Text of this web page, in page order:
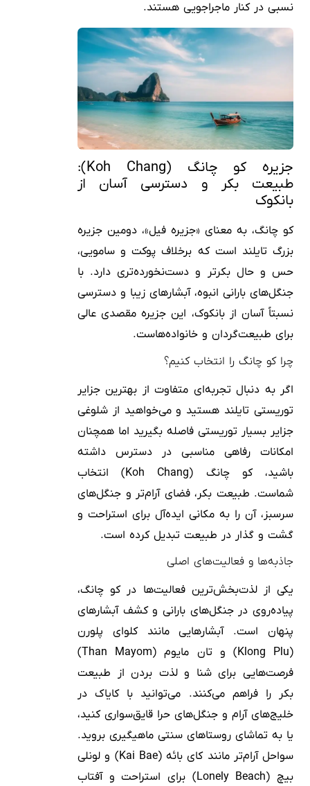
نسبی در کنار ماجراجویی هستند.
جزیره کو چانگ (Koh Chang):
طبیعت بکر و دسترسی آسان از
بانکوک
کو چانگ، به معنای «جزیره فیل»، دومین جزیره
بزرگ تایلند است که برخلاف پوکت و سامویی،
حس و حال بکرتر و دست‌نخورده‌تری دارد. با
جنگل‌های بارانی انبوه، آبشارهای زیبا و دسترسی
نسبتاً آسان از بانکوک، این جزیره مقصدی عالی
برای طبیعت‌گردان و خانواده‌هاست.
چرا کو چانگ را انتخاب کنیم؟
اگر به دنبال تجربه‌ای متفاوت از بهترین جزایر
توریستی تایلند هستید و می‌خواهید از شلوغی
جزایر بسیار توریستی فاصله بگیرید اما همچنان
امکانات رفاهی مناسبی در دسترس داشته
باشید، کو چانگ (Koh Chang) انتخاب
شماست. طبیعت بکر، فضای آرام‌تر و جنگل‌های
سرسبز، آن را به مکانی ایده‌آل برای استراحت و
گشت و گذار در طبیعت تبدیل کرده است.
جاذبه‌ها و فعالیت‌های اصلی
یکی از لذت‌بخش‌ترین فعالیت‌ها در کو چانگ،
پیاده‌روی در جنگل‌های بارانی و کشف آبشارهای
پنهان است. آبشارهایی مانند کلوای پلورن
(Klong Plu) و تان مایوم (Than Mayom)
فرصت‌هایی برای شنا و لذت بردن از طبیعت
بکر را فراهم می‌کنند. می‌توانید با کایاک در
خلیج‌های آرام و جنگل‌های حرا قایق‌سواری کنید،
یا به تماشای روستاهای سنتی ماهیگیری بروید.
سواحل آرام‌تر مانند کای بائه (Kai Bae) و لونلی
بیچ (Lonely Beach) برای استراحت و آفتاب